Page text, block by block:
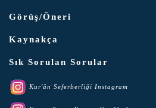
Görüş/Öneri
Kaynakça
Sık Sorulan Sorular
Kur'ân Seferberliği Instagram